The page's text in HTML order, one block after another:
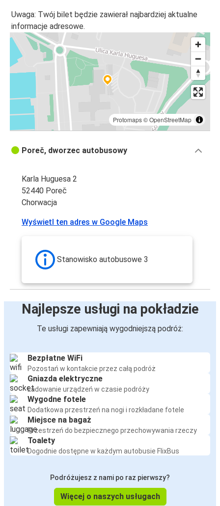
Uwaga: Twój bilet będzie zawierał najbardziej aktualne
informacje adresowe.
Protomaps©OpenStreetMap
Poreč, dworzec autobusowy
Karla Huguesa 2
52440 Poreč
Chorwacja
Wyświetl ten adres w Google Maps
Stanowisko autobusowe 3
Najlepsze usługi na pokładzie
Te usługi zapewniają wygodniejszą podróż:
Bezpłatne WiFi
Pozostań w kontakcie przez całą podróż
Gniazda elektryczne
Ładowanie urządzeń w czasie podróży
Wygodne fotele
Dodatkowa przestrzeń na nogi i rozkładane fotele
Miejsce na bagaż
Przestrzeń do bezpiecznego przechowywania rzeczy
Toalety
Dogodnie dostępne w każdym autobusie FlixBus
Podróżujesz z nami po raz pierwszy?
Więcej o naszych usługach